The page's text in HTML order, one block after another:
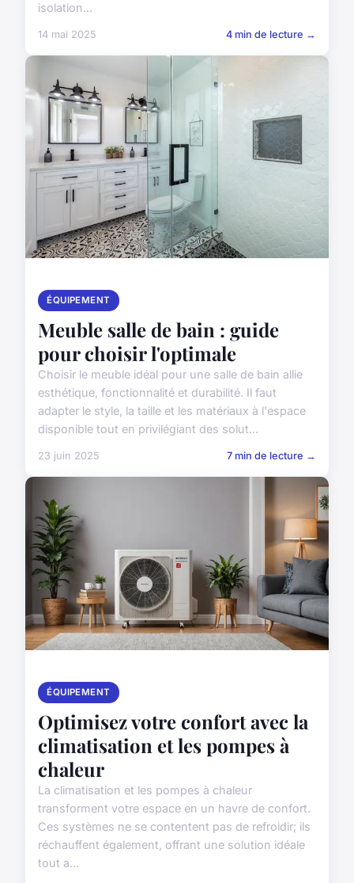
isolation...
14 mai 2025 4 min de lecture →
ÉQUIPEMENT
Meuble salle de bain : guide
pour choisir l'optimale
Choisir le meuble idéal pour une salle de bain allie
esthétique, fonctionnalité et durabilité. Il faut
adapter le style, la taille et les matériaux à l'espace
disponible tout en privilégiant des solut...
23 juin 2025 7 min de lecture →
ÉQUIPEMENT
Optimisez votre confort avec la
climatisation et les pompes à
chaleur
La climatisation et les pompes à chaleur
transforment votre espace en un havre de confort.
Ces systèmes ne se contentent pas de refroidir; ils
réchauffent également, offrant une solution idéale
tout a...